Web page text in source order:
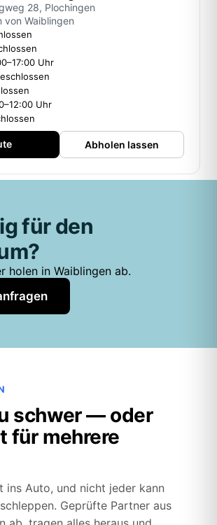
28, Plochingen
von Waiblingen
Uhr
Uhr
Abholen lassen
für den
holen in Waiblingen ab.
schwer — oder
für mehrere
ins Auto, und nicht jeder kann
Geprüfte Partner aus